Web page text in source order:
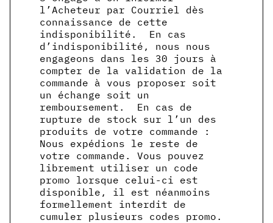
l’Acheteur par Courriel dès
connaissance de cette
indisponibilité. En cas
d’indisponibilité, nous nous
engageons dans les 30 jours à
compter de la validation de la
commande à vous proposer soit
un échange soit un
remboursement. En cas de
rupture de stock sur l’un des
produits de votre commande :
Nous expédions le reste de
votre commande. Vous pouvez
librement utiliser un code
promo lorsque celui-ci est
disponible, il est néanmoins
formellement interdit de
cumuler plusieurs codes promo.